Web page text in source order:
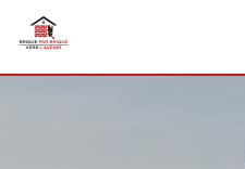
Panneau de gestion des cookies